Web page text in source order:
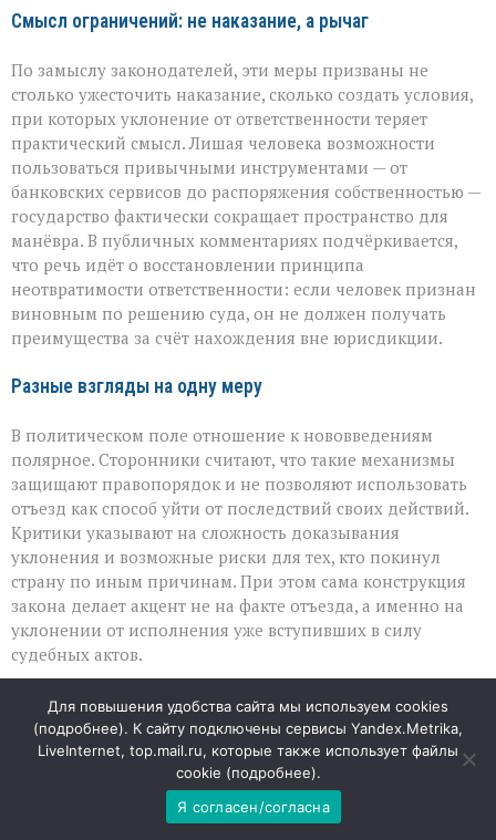
Смысл ограничений: не наказание, а рычаг
По замыслу законодателей, эти меры призваны не
столько ужесточить наказание, сколько создать условия,
при которых уклонение от ответственности теряет
практический смысл. Лишая человека возможности
пользоваться привычными инструментами — от
банковских сервисов до распоряжения собственностью —
государство фактически сокращает пространство для
манёвра. В публичных комментариях подчёркивается,
что речь идёт о восстановлении принципа
неотвратимости ответственности: если человек признан
виновным по решению суда, он не должен получать
преимущества за счёт нахождения вне юрисдикции.
Разные взгляды на одну меру
В политическом поле отношение к нововведениям
полярное. Сторонники считают, что такие механизмы
защищают правопорядок и не позволяют использовать
отъезд как способ уйти от последствий своих действий.
Критики указывают на сложность доказывания
уклонения и возможные риски для тех, кто покинул
страну по иным причинам. При этом сама конструкция
закона делает акцент не на факте отъезда, а именно на
уклонении от исполнения уже вступивших в силу
судебных актов.
Таким образом, новый пакет законов — это попытка
выстроить правовые рамки для ситуации, когда
физическое расстояние не должно становиться
синонимом юридической неуязвимости.
Для повышения удобства сайта мы используем cookies
(подробнее). К сайту подключены сервисы Yandex.Metrika,
LiveInternet, top.mail.ru, которые также использует файлы
cookie (подробнее).
Я согласен/согласна